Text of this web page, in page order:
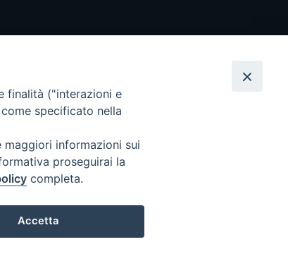
finalità ("interazioni e
specificato nella
informazioni sui
proseguirai la
completa.
Accetta